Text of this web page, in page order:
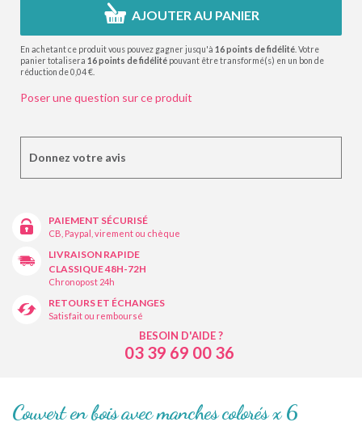
AJOUTER AU PANIER
En achetant ce produit vous pouvez gagner jusqu'à 16points de fidélité . Votre
panier totalisera 16points de fidélité pouvant être transformé(s) en un bon de
réduction de0,04 €
Poser une question sur ce produit
Donnez votre avis
PAIEMENT SÉCURISÉ
CB, Paypal, virement ou chèque
LIVRAISON RAPIDE
CLASSIQUE 48H-72H
Chronopost 24h
RETOURS ET ÉCHANGES
Satisfait ou remboursé
BESOIN D'AIDE ?
03 39 69 00 36
Couvert en bois avec manches colorés x 6